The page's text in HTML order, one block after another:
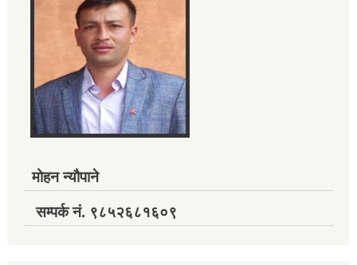
मोहन न्यौपाने
सम्पर्क नं. ९८५२६८१६०९